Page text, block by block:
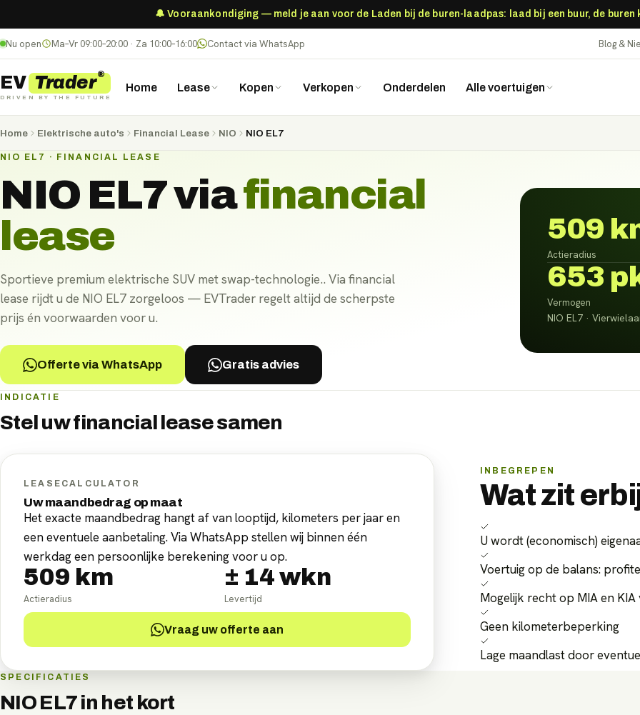
🔔 Vooraankondiging — meld je aan voor de Laden bij de buren-laadpas: laad bij een buur, de
Nu open Ma–Vr 09:00–20:00 · Za 10:00–16:00 Contact via WhatsApp Blog &
EV Trader®
DRIVEN BY THE FUTURE
Home Lease Kopen Verkopen Onderdelen Alle voertuigen
Home Elektrische auto's Financial Lease NIO NIO EL7
NIO EL7 · FINANCIAL LEASE
NIO EL7viafinancial
lease
Sportieve premium elektrische SUV met swap-technologie.. Via financial
lease rijdt u de NIO EL7 zorgeloos — EVTrader regelt altijd de scherpste
prijs én voorwaarden voor u.
Offerte via WhatsApp Gratis advies
509
Actieradius
653
Vermogen
NIO EL7 ·
INDICATIE
Stel uwfinancial leasesamen
LEASECALCULATOR
Uw maandbedrag op maat
Het exacte maandbedrag hangt af van looptijd, kilometers per jaar en
een eventuele aanbetaling. Via WhatsApp stellen wij binnen één
werkdag een persoonlijke berekening voor u op.
509 km
Actieradius
± 14 wkn
Levertijd
Vraag uw offerte aan
INBEGREPEN
Wat zit
U wordt (economisch)
Voertuig op de balans:
Mogelijk recht op MIA en
Geen kilometerbeperking
Lage maandlast door
SPECIFICATIES
NIO EL7in het kort